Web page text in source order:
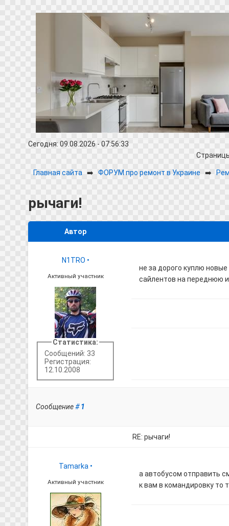
Сегодня: 09.08.2026 - 07:56:33
Главная сайта ➡️ФОРУМ про ремонт в Украине ➡️
рычаги!
Автор
N1TRO •
Активный участник
Статистика:
Сообщений: 33
Регистрация:
12.10.2008
не за дорого куплю
сайлентов на переднюю
Сообщение#1
RE: рычаги!
Tamarka •
Активный участник
а автобусом отправить
к вам в командировку то